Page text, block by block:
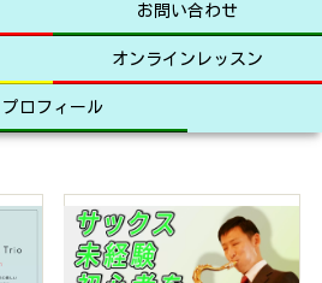
お問い合わせ
オンラインレッスン
プロフィール